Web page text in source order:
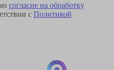
согласие на обработку
с Политикой